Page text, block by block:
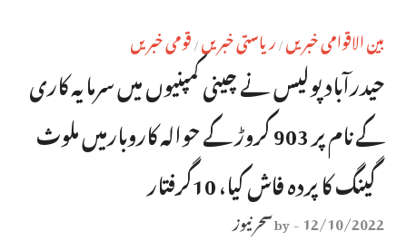
بین الاقوامی خبریں / ریاستی خبریں / قومی خبریں
حیدرآباد پولیس نے چینی کمپنیوں میں سرمایہ کاری
کے نام پر 903 کروڑ کے حوالہ کاروبارمیں ملوث
گینگ کا پردہ فاش کیا، 10گرفتار
12/10/2022
-
byسحر نیوز